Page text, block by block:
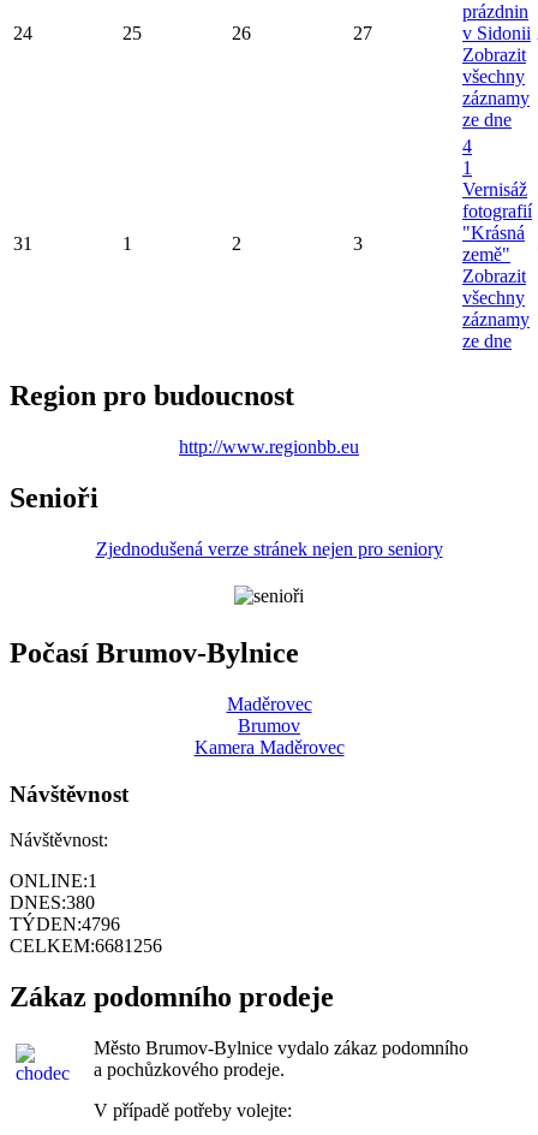
24 25 26 27
prázdnin
v Sidonii
Zobrazit
všechny
záznamy
ze dne
31 1 2 3
4
1
Vernisáž
fotografií
"Krásná
země"
Zobrazit
všechny
záznamy
ze dne
Region pro budoucnost
http://www.regionbb.eu
Senioři
Zjednodušená verze stránek nejen pro seniory
Počasí Brumov-Bylnice
Maděrovec
Brumov
Kamera Maděrovec
Návštěvnost
Návštěvnost:
ONLINE:1
DNES:380
TÝDEN:4796
CELKEM:6681256
Zákaz podomního prodeje
Město Brumov-Bylnice vydalo zákaz podomního
a pochůzkového prodeje.
V případě potřeby volejte: